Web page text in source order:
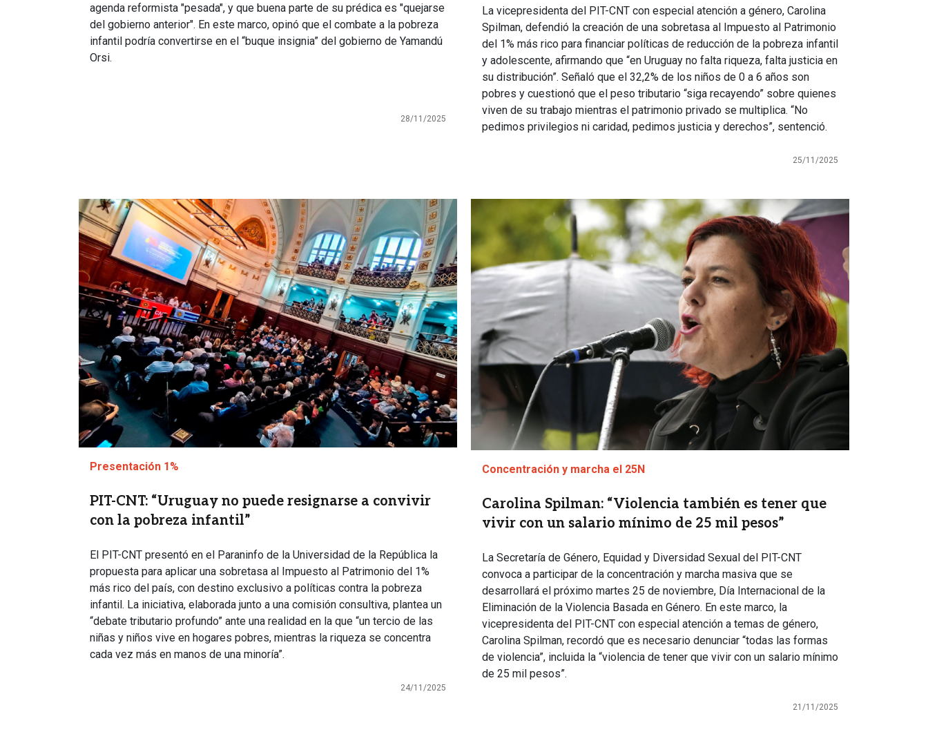
agenda reformista "pesada", y que buena parte de su prédica es "quejarse
del gobierno anterior". En este marco, opinó que el combate a la pobreza
infantil podría convertirse en el “buque insignia” del gobierno de Yamandú
Orsi.
28/11/2025
La vicepresidenta del PIT-CNT con especial atención a género, Carolina
Spilman, defendió la creación de una sobretasa al Impuesto al Patrimonio
del 1% más rico para financiar políticas de reducción de la pobreza infantil
y adolescente, afirmando que “en Uruguay no falta riqueza, falta justicia en
su distribución”. Señaló que el 32,2% de los niños de 0 a 6 años son
pobres y cuestionó que el peso tributario “siga recayendo” sobre quienes
viven de su trabajo mientras el patrimonio privado se multiplica. “No
pedimos privilegios ni caridad, pedimos justicia y derechos”, sentenció.
25/11/2025
Imagen
Presentación 1%
PIT-CNT: “Uruguay no puede resignarse a convivir
con la pobreza infantil”
El PIT-CNT presentó en el Paraninfo de la Universidad de la República la
propuesta para aplicar una sobretasa al Impuesto al Patrimonio del 1%
más rico del país, con destino exclusivo a políticas contra la pobreza
infantil. La iniciativa, elaborada junto a una comisión consultiva, plantea un
“debate tributario profundo” ante una realidad en la que “un tercio de las
niñas y niños vive en hogares pobres, mientras la riqueza se concentra
cada vez más en manos de una minoría”.
24/11/2025
Imagen
Concentración y marcha el 25N
Carolina Spilman: “Violencia también es tener que
vivir con un salario mínimo de 25 mil pesos”
La Secretaría de Género, Equidad y Diversidad Sexual del PIT-CNT
convoca a participar de la concentración y marcha masiva que se
desarrollará el próximo martes 25 de noviembre, Día Internacional de la
Eliminación de la Violencia Basada en Género. En este marco, la
vicepresidenta del PIT-CNT con especial atención a temas de género,
Carolina Spilman, recordó que es necesario denunciar “todas las formas
de violencia”, incluida la “violencia de tener que vivir con un salario mínimo
de 25 mil pesos”.
21/11/2025